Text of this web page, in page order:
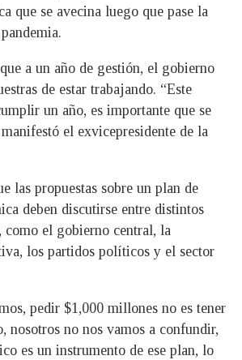
que se avecina luego que pase la
a un año de gestión, el gobierno
de estar trabajando. “Este
un año, es importante que se
el exvicepresidente de la
las propuestas sobre un plan de
deben discutirse entre distintos
como el gobierno central, la
los partidos políticos y el sector
pedir $1,000 millones no es tener
nosotros no nos vamos a confundir,
es un instrumento de ese plan, lo